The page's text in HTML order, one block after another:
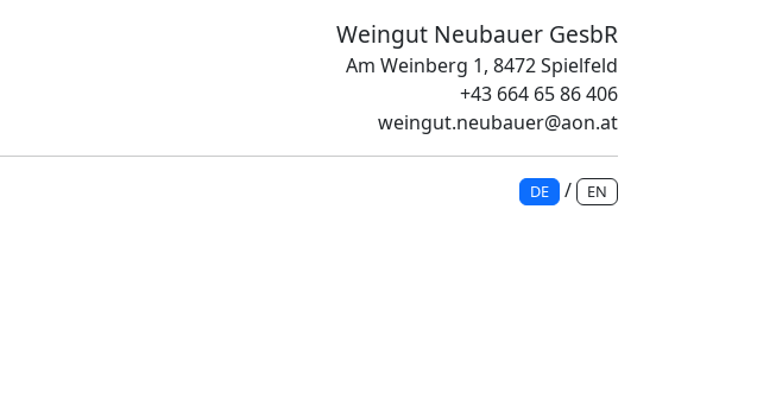
Weingut Neubauer GesbR
Am Weinberg 1, 8472 Spielfeld
+43 664 65 86 406
weingut.neubauer@aon.at
DE / EN